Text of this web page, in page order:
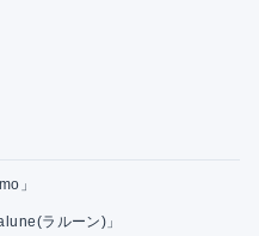
」
ラルーン)」